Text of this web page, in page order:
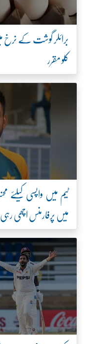
کلو مقرر
ٹیم میں واپسی
میں پرفارمنس اچھی